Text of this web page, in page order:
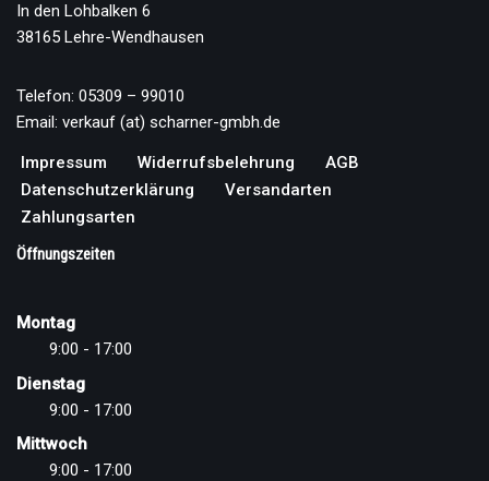
In den Lohbalken 6
38165 Lehre-Wendhausen
Telefon: 05309 – 99010
Email: verkauf (at) scharner-gmbh.de
Impressum Widerrufsbelehrung
AGB
Datenschutzerklärung
Versandarten
Zahlungsarten
Öffnungszeiten
Montag
9:00 - 17:00
Dienstag
9:00 - 17:00
Mittwoch
9:00 - 17:00